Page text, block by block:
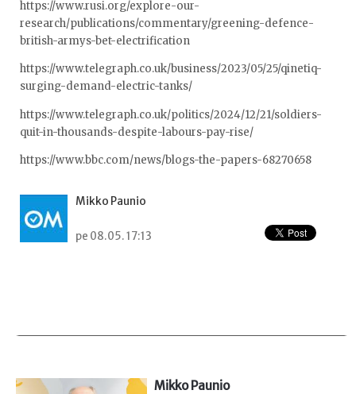
https://www.rusi.org/explore-our-
research/publications/commentary/greening-defence-
british-armys-bet-electrification
https://www.telegraph.co.uk/business/2023/05/25/qinetiq-
surging-demand-electric-tanks/
https://www.telegraph.co.uk/politics/2024/12/21/soldiers-
quit-in-thousands-despite-labours-pay-rise/
https://www.bbc.com/news/blogs-the-papers-68270658
Mikko Paunio
pe 08.05. 17:13
Mikko Paunio